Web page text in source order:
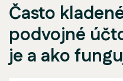
Často
podvojné
je a ako